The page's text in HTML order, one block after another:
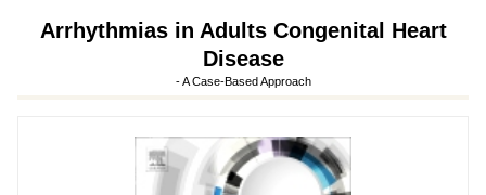
Arrhythmias in Adults Congenital Heart
Disease
- A Case-Based Approach